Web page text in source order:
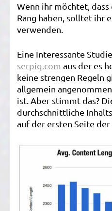
Wenn ihr möchtet,
Rang haben, solltet ihr
verwenden.
Eine Interessante
serpiq.com aus der es
keine strengen Regeln
allgemein
ist. Aber stimmt das?
durchschnittliche
auf der ersten Seite der